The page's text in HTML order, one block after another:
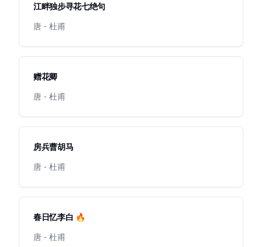
江畔独步寻花七绝句
唐 - 杜甫
赠花卿
唐 - 杜甫
房兵曹胡马
唐 - 杜甫
春日忆李白 🔥
唐 - 杜甫